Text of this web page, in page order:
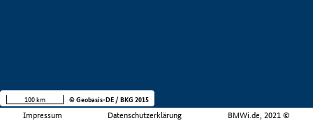
Impressum Datenschutzerklärung BMWi.de, 2021 ©
100 km © Geobasis-DE / BKG 2015